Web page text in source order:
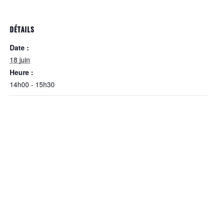
DÉTAILS
Date :
18 juin
Heure :
14h00 - 15h30